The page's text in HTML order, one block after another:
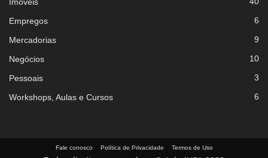
Empregos 6
Mercadorias 9
Negócios 10
Pessoais 3
Workshops, Aulas e Cursos 6
Fale conosco Política de Privacidade Termos de Uso